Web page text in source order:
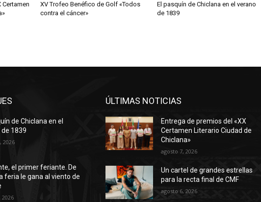
Certamen
XV Trofeo Benéfico de Golf «Todos
contra el cáncer»
El pasquín de Chiclana en el verano
de 1839
de Chiclana en el
1839
2026
el primer feriante. De
feria le gana al viento de
2026
ÚLTIMAS NOTICIAS
Entrega de premios del «XX
Certamen Literario Ciudad de
Chiclana»
agosto 7, 2026
Un cartel de grandes estrellas
para la recta final de CMF
agosto 6, 2026